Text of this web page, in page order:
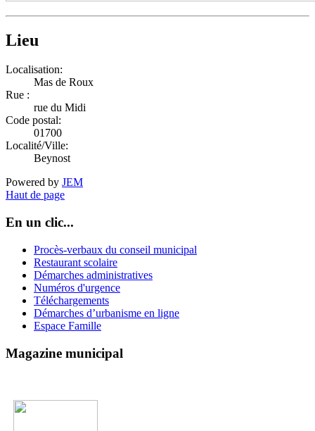
Lieu
Localisation:
Mas de Roux
Rue :
rue du Midi
Code postal:
01700
Localité/Ville:
Beynost
Powered by JEM
Haut de page
En un clic...
Procès-verbaux du conseil municipal
Restaurant scolaire
Démarches administratives
Numéros d'urgence
Téléchargements
Démarches d’urbanisme en ligne
Espace Famille
Magazine municipal